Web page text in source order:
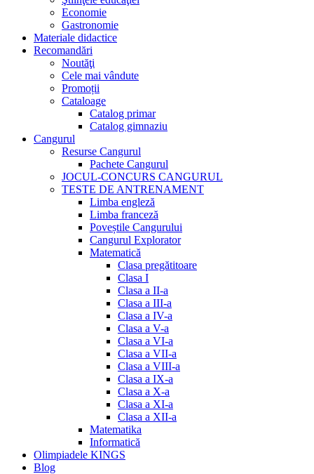
Economie
Gastronomie
Materiale didactice
Recomandări
Noutăţi
Cele mai vândute
Promoții
Cataloage
Catalog primar
Catalog gimnaziu
Cangurul
Resurse Cangurul
Pachete Cangurul
JOCUL-CONCURS CANGURUL
TESTE DE ANTRENAMENT
Limba engleză
Limba franceză
Poveștile Cangurului
Cangurul Explorator
Matematică
Clasa pregătitoare
Clasa I
Clasa a II-a
Clasa a III-a
Clasa a IV-a
Clasa a V-a
Clasa a VI-a
Clasa a VII-a
Clasa a VIII-a
Clasa a IX-a
Clasa a X-a
Clasa a XI-a
Clasa a XII-a
Matematika
Informatică
Olimpiadele KINGS
Blog